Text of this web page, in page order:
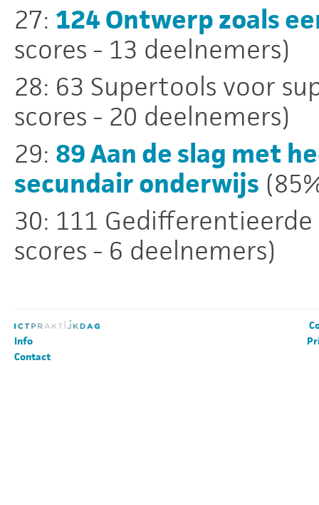
27: 124 Ontwerp zoals
scores - 13 deelnemers)
28: 63 Supertools voor
scores - 20 deelnemers)
29: 89 Aan de slag met
secundair onderwijs
30: 111
scores - 6 deelnemers)
Info
Contact